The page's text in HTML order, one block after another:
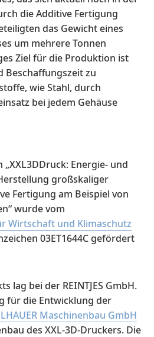
die Additive Fertigung
das Gewicht eines
um mehrere Tonnen
Ziel für die Produktion ist
Beschaffungszeit zu
wie Stahl, durch
bei jedem Gehäuse
Energie- und
großskaliger
Fertigung am Beispiel von
wurde vom
Wirtschaft und Klimaschutz
03ET1644C gefördert
lag bei der REINTJES GmbH.
für die Entwicklung der
Maschinenbau GmbH
des XXL-3D-Druckers. Die